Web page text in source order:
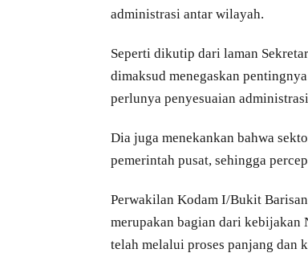
administrasi antar wilayah.
Seperti dikutip dari laman
dimaksud menegaskan
perlunya penyesuaian
Dia juga menekankan bahwa
pemerintah pusat, sehingga
Perwakilan Kodam I/Bukit
merupakan bagian dari kebijakan
telah melalui proses panjang dan